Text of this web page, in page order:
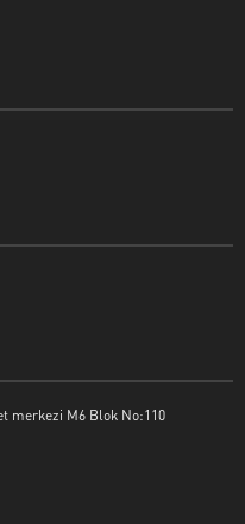
merkezi M6 Blok No:110